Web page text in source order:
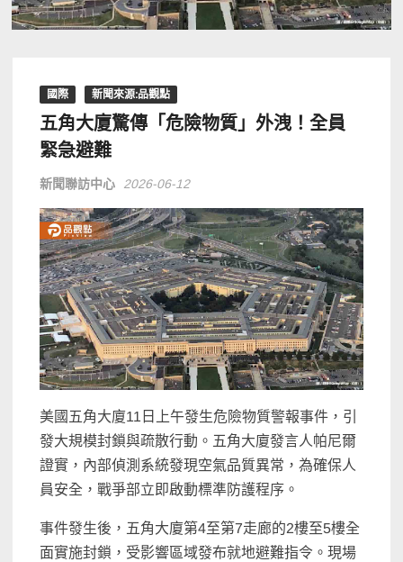
國際 新聞來源:品觀點
五角大廈驚傳「危險物質」外洩！全員
緊急避難
新聞聯訪中心 2026-06-12
美國五角大廈11日上午發生危險物質警報事件，引
發大規模封鎖與疏散行動。五角大廈發言人帕尼爾
證實，內部偵測系統發現空氣品質異常，為確保人
員安全，戰爭部立即啟動標準防護程序。
事件發生後，五角大廈第4至第7走廊的2樓至5樓全
面實施封鎖，受影響區域發布就地避難指令。現場